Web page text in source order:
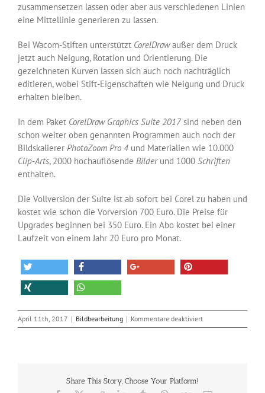
zusammensetzen lassen oder aber aus verschiedenen Linien
eine Mittellinie generieren zu lassen.
Bei Wacom-Stiften unterstützt CorelDrawaußer dem Druck
jetzt auch Neigung, Rotation und Orientierung. Die
gezeichneten Kurven lassen sich auch noch nachträglich
editieren, wobei Stift-Eigenschaften wie Neigung und Druck
erhalten bleiben.
In dem Paket CorelDraw Graphics Suite 2017sind neben den
schon weiter oben genannten Programmen auch noch der
Bildskalierer PhotoZoom Pro 4 und Materialien wie 10.000
Clip-Arts, 2000 hochauflösende Bilderund 1000 Schriften
enthalten.
Die Vollversion der Suite ist ab sofort bei Corel zu haben und
kostet wie schon die Vorversion 700 Euro. Die Preise für
Upgrades beginnen bei 350 Euro. Ein Abo kostet bei einer
Laufzeit von einem Jahr 20 Euro pro Monat.
April 11th, 2017 | Bildbearbeitung | Kommentare deaktiviertfür
CorelDraw
Share This Story, Choose Your Platform!